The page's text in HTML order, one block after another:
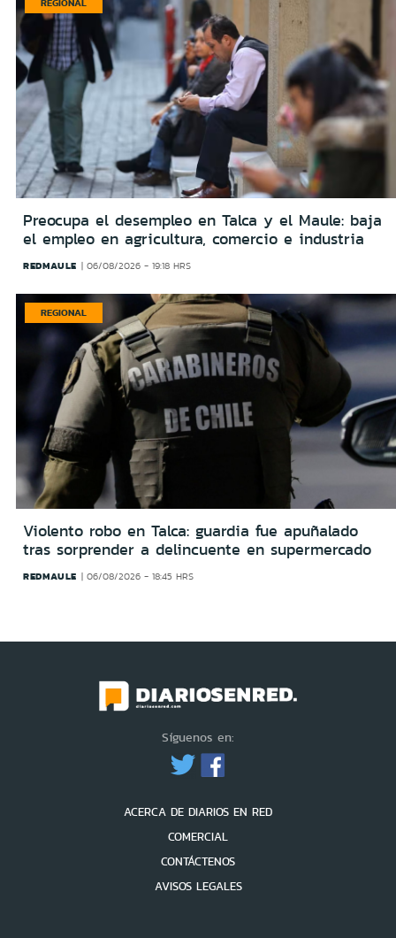
Preocupa el desempleo en Talca y el Maule: baja
el empleo en agricultura, comercio e industria
REDMAULE 06/08/2026 - 19:18 HRS
REGIONAL
Violento robo en Talca: guardia fue apuñalado
tras sorprender a delincuente en supermercado
REDMAULE 06/08/2026 - 18:45 HRS
Síguenos en:
ACERCA DE DIARIOS EN RED
COMERCIAL
CONTÁCTENOS
AVISOS LEGALES